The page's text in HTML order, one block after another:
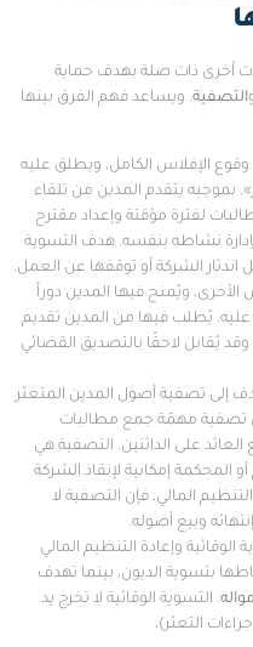
أخرى ذات صلة بهدف حماية
التصفية. ويساعد فهم الفرق بينها
الإفلاس الكامل، ويطلق عليه
بموجبه يتقدم المدين من تلقاء
لفترة مؤقتة وإعداد مقترح
نشاطه بنفسه. هدف التسوية
اندثار الشركة أو توقفها عن العمل.
ويُمنح فيها المدين دوراً
عليه. يُطلب فيها من المدين تقديم
يُقابل لاحقًا بالتصديق القضائي
إلى تصفية أصول المدين المتعثر
تصفية مهمّة جمع مطالبات
العائد على الدائنين. التصفية هي
المحكمة إمكانية لإنقاذ الشركة
المالي، فإن التصفية لا
وبيع أصوله.
وإعادة التنظيم المالي
بتسوية الديون، بينما تهدف
. التسوية الوقائية لا تخرج يد
التعثر)،